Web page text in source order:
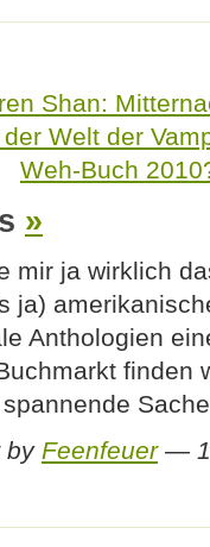
Shan:
Welt der
Weh-Buch
»
mir ja wirklich
ja)
Anthologien
finden
spannende
by Feenfeuer—